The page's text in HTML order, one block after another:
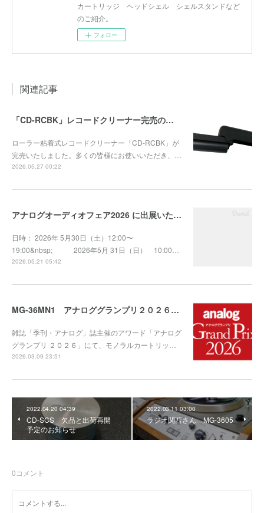
カートリッジ ヘッドシェル シェルスタンドなど
のご紹介。
フォロー
関連記事
「CD-RCBK」レコードクリーナー完売のお知らせ
ローラー粘着式レコードクリーナー「CD-RCBK」が
完売いたしました。多くの皆様にお使いいただき、…
2026.05.27 00:22
アナログオーディオフェア2026 に出展いたします
日時： 2026年 5月30日（土）12:00〜
19:00&nbsp; 2026年5月 31日（日） 10:00…
2026.05.21 05:42
MG-36MN1 アナロググランプリ２０２６ 受賞！
雑誌「季刊・アナログ」誌主催のアワード「アナログ
グランプリ ２０２６」にて、モノラルカートリッ…
2026.03.09 23:51
2022.04.20 04:39
CD-SCS 欠品と出荷再開
予定のお知らせ
2022.03.11 03:00
ラジオ関西さん MG-3605
0コメント